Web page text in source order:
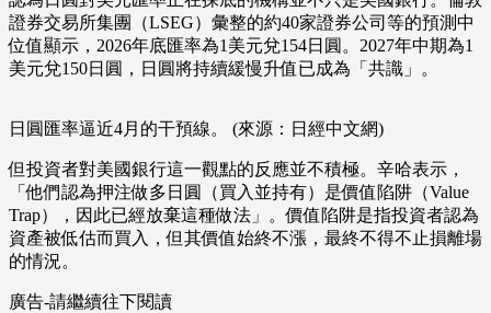
證券交易所集團（LSEG）彙整的約40家證券公司等的預測中
位值顯示，2026年底匯率為1美元兌154日圓。2027年中期為1
美元兌150日圓，日圓將持續緩慢升值已成為「共識」。
日圓匯率逼近4月的干預線。 (來源：日經中文網)
但投資者對美國銀行這一觀點的反應並不積極。辛哈表示，
「他們認為押注做多日圓（買入並持有）是價值陷阱（Value
Trap），因此已經放棄這種做法」。價值陷阱是指投資者認為
資產被低估而買入，但其價值始終不漲，最終不得不止損離場
的情況。
廣告-請繼續往下閱讀